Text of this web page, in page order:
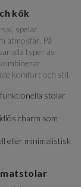
kök
spelar
atmosfär. På
alla typer av
komfort och stil.
funktionella stolar
charm som
eller minimalistisk
matstolar